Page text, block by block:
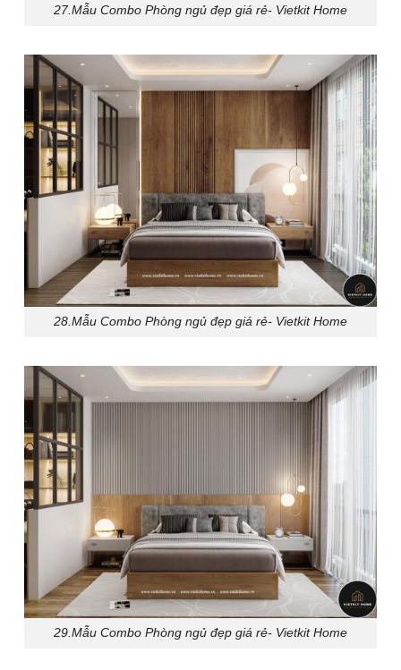
27.Mẫu Combo Phòng ngủ đẹp giá rẻ- Vietkit Home
28.Mẫu Combo Phòng ngủ đẹp giá rẻ- Vietkit Home
29.Mẫu Combo Phòng ngủ đẹp giá rẻ- Vietkit Home